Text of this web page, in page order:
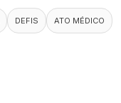
DEFIS ATO MÉDICO